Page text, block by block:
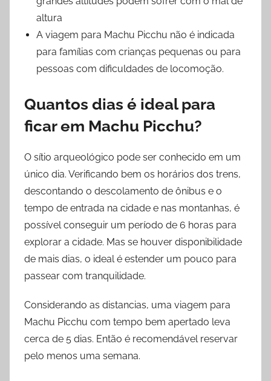
altura
A viagem para Machu Picchu não é indicada
para famílias com crianças pequenas ou para
pessoas com dificuldades de locomoção.
Quantos dias é ideal para
ficar em Machu Picchu?
O sítio arqueológico pode ser conhecido em um
único dia. Verificando bem os horários dos trens,
descontando o descolamento de ônibus e o
tempo de entrada na cidade e nas montanhas, é
possível conseguir um período de 6 horas para
explorar a cidade. Mas se houver disponibilidade
de mais dias, o ideal é estender um pouco para
passear com tranquilidade.
Considerando as distancias, uma viagem para
Machu Picchu com tempo bem apertado leva
cerca de 5 dias. Então é recomendável reservar
pelo menos uma semana.